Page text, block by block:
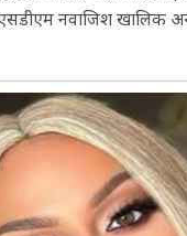
नवाजिश खालिक